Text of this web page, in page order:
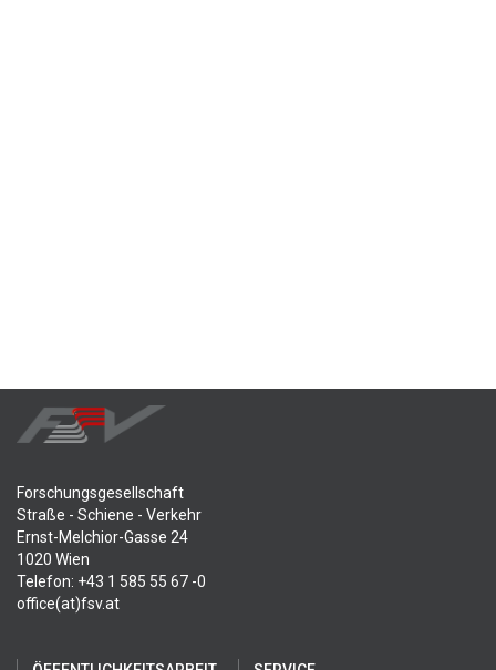
Forschungsgesellschaft
Straße - Schiene - Verkehr
Ernst-Melchior-Gasse 24
1020 Wien
Telefon: +43 1 585 55 67 -0
office(at)fsv.at